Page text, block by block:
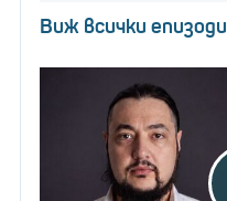
Виж всички епизоди